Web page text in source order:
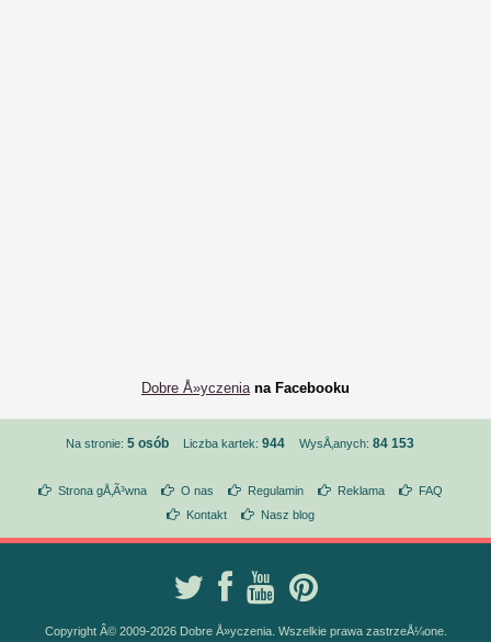
Dobre Å»yczenia na Facebooku
Na stronie: 5 osób Liczba kartek: 944 WysÅ‚anych: 84 153
Strona gÅ‚Ã³wna O nas Regulamin Reklama
FAQ
Kontakt
Nasz blog
Copyright Â© 2009-2026 Dobre Å»yczenia. Wszelkie prawa zastrzeÅ¼one.